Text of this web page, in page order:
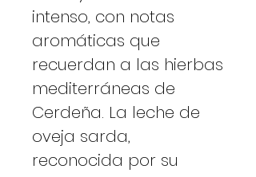
intenso, con notas
aromáticas que
recuerdan a las hierbas
mediterráneas de
Cerdeña. La leche de
oveja sarda,
reconocida por su